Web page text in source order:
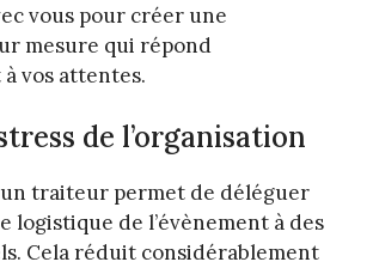
vous pour créer une
mesure qui répond
vos attentes.
de l’organisation
un traiteur permet de déléguer
logistique de l’évènement à des
Cela réduit considérablement